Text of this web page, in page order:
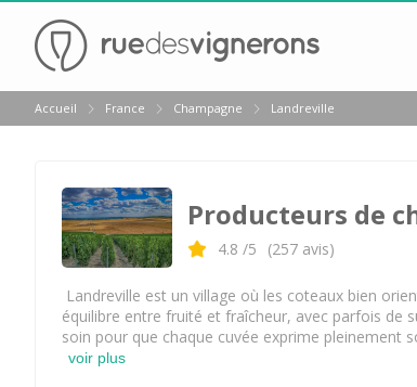
Retour
Visite cave Epernay
Visite cave & dégustation champagne Troyes
Champagne Ayala
Champagne Canard Duchêne
Champagne Devaux
Champagne Lanson
Accueil France Champagne Landreville
Producteurs de
4.8 /5 (257 avis)
Landreville est un village où les coteaux bien
équilibre entre fruité et fraîcheur, avec parfois de
soin pour que chaque cuvée exprime pleinement
voir plus